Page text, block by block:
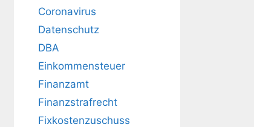
Coronavirus
Datenschutz
DBA
Einkommensteuer
Finanzamt
Finanzstrafrecht
Fixkostenzuschuss